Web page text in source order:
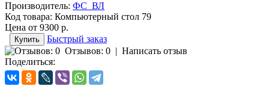
Производитель: ФС_ВЛ
Код товара: Компьютерный стол 79
Цена от 9300 р.
Быстрый заказ
Отзывов: 0 | Написать отзыв
Поделиться: